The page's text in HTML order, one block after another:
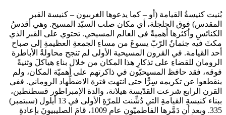
بُنيت كنيسةُ القيامة (أو – كما يدعوها الغربيون – كنيسة القبر
المقدس) فوق الجلجلة، أي مكان صلب السيّد المسيح. وهي أقدسُ
الكنائسِ وأكثرها أهميةً في العالم المسيحي. تحتوي على القبر الذي
مكثَ فيه جثمانُ الرّبّ يسوعَ من مساءِ الجمعةِ العظيمةِ إلى صباح
أحد القيامة. في القرون المسيحية الأولى لم تنجح محاولةُ الأباطرة
الرومان للقضاءِ على تذكارِ هذا المكان من خلال بناءِ هياكلَ وثنيةً
فوقه، فقد حافظ المسيحيّون في ذاكرتهم على أهميّة المكان، ولم
ينقطعوا عن تكريمه سِرًّا حتى انتهت فترة الاضطّهاد الروماني. ففي
القرن الرابع شرعت القدّيسة هيلانة، والدة الإمبراطور قسطنطين،
ببناء كنيسةِ القيامةِ التي دُشِّنت للمرّةِ الأولى في 13 أيلول (سبتمبر)
335. وبعد أن دَمَّرها الفاطميّون عام 1009، قامَ الصليبيونَ بإعادةِ